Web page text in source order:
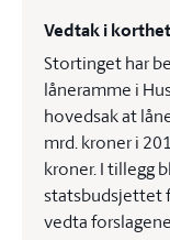
Vedtak i korthet
Stortinget har
låneramme i
hovedsak at
mrd. kroner i
kroner. I tillegg
statsbudsjettet
vedta